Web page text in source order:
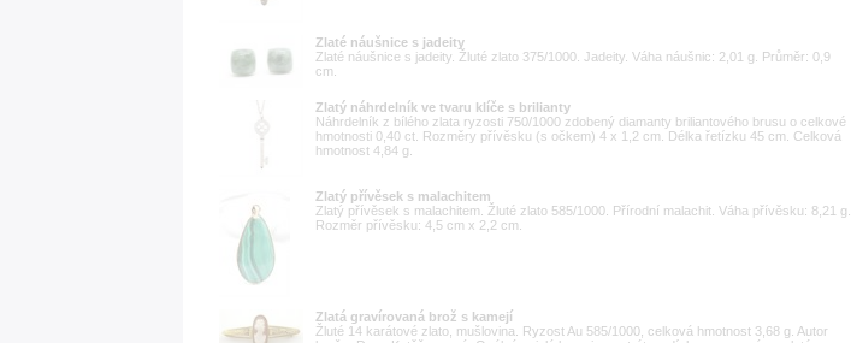
Zlaté náušnice s jadeity
Zlaté náušnice s jadeity. Žluté zlato 375/1000. Jadeity. Váha náušnic: 2,01 g. Průměr: 0,9
cm.
Zlatý náhrdelník ve tvaru klíče s brilianty
Náhrdelník z bílého zlata ryzosti 750/1000 zdobený diamanty briliantového brusu o celkové
hmotnosti 0,40 ct. Rozměry přívěsku (s očkem) 4 x 1,2 cm. Délka řetízku 45 cm. Celková
hmotnost 4,84 g.
Zlatý přívěsek s malachitem
Zlatý přívěsek s malachitem. Žluté zlato 585/1000. Přírodní malachit. Váha přívěsku: 8,21 g.
Rozměr přívěsku: 4,5 cm x 2,2 cm.
Zlatá gravírovaná brož s kamejí
Žluté 14 karátové zlato, mušlovina. Ryzost Au 585/1000, celková hmotnost 3,68 g. Autor